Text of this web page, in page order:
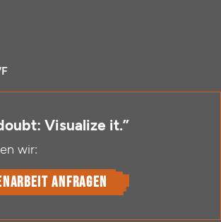
Visualize it.”
wir:
anfragen